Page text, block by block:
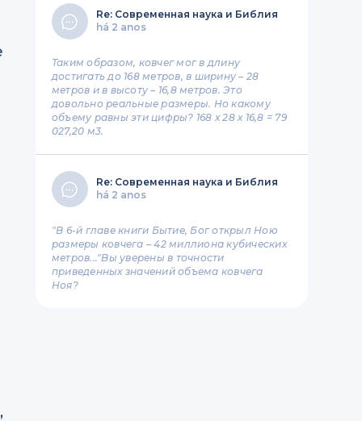
Re: Современная наука и Библия
há 2 anos
Таким образом, ковчег мог в длину
достигать до 168 метров, в ширину – 28
метров и в высоту – 16,8 метров. Это
довольно реальные размеры. Но какому
объему равны эти цифры? 168 х 28 х 16,8 = 79
027,20 м3.
Re: Современная наука и Библия
há 2 anos
"В 6-й главе книги Бытие, Бог открыл Ною
размеры ковчега – 42 миллиона кубических
метров..."Вы уверены в точности
приведенных значений объема ковчега
Ноя?